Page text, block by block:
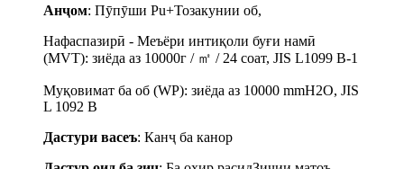
Анҷом: Пӯпӯши Pu+Тозакунии об,
Нафаспазирӣ - Меъёри интиқоли буғи намӣ
(MVT): зиёда аз 10000г / ㎡ / 24 соат, JIS L1099 B-1
Муқовимат ба об (WP): зиёда аз 10000 mmH2O, JIS
L 1092 B
Дастури васеъ: Канҷ ба канор